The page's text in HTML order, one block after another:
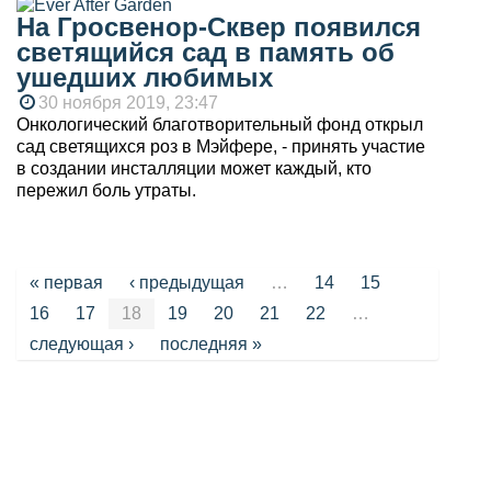
На Гросвенор-Сквер появился
светящийся сад в память об
ушедших любимых
30 ноября 2019, 23:47
Онкологический благотворительный фонд открыл
сад светящихся роз в Мэйфере, - принять участие
в создании инсталляции может каждый, кто
пережил боль утраты.
Страницы
« первая ‹ предыдущая … 14
15
16
17 18 19 20 21 22
…
следующая ›
последняя »